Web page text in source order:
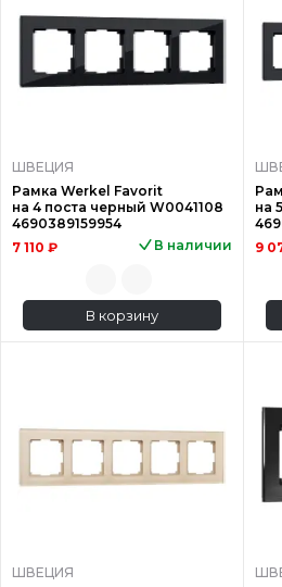
ШВЕЦИЯ
Рамка Werkel Favorit
на 4 поста черный W0041108
4690389159954
7 110 ₽
В наличии
В корзину
на
9
ШВЕЦИЯ